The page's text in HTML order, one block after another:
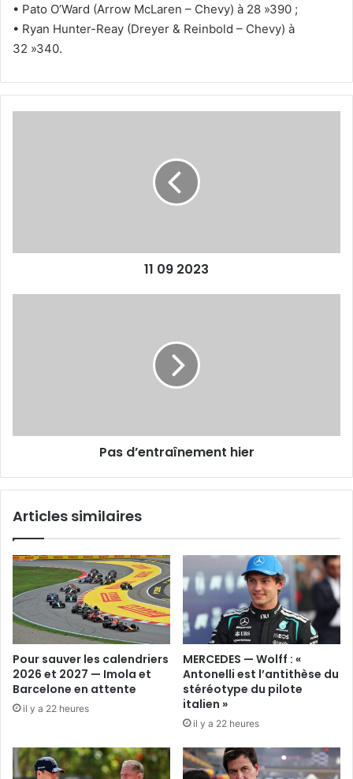
• Pato O’Ward (Arrow McLaren – Chevy) à 28 »390 ;
• Ryan Hunter-Reay (Dreyer & Reinbold – Chevy) à
32 »340.
11 09 2023
Pas d’entraînement hier
Articles similaires
Pour sauver les calendriers
2026 et 2027 — Imola et
Barcelone en attente
il y a 22 heures
MERCEDES — Wolff : «
Antonelli est l’antithèse du
stéréotype du pilote
italien »
il y a 22 heures